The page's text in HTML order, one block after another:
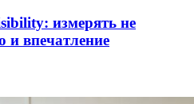
измерять не
и впечатление